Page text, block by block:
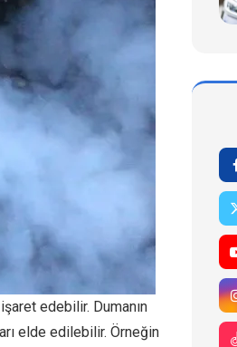
edebilir. Dumanın
elde edilebilir. Örneğin